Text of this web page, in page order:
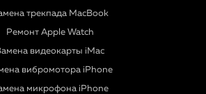
трекпада MacBook
Ремонт Apple Watch
видеокарты iMac
вибромотора iPhone
микрофона iPhone